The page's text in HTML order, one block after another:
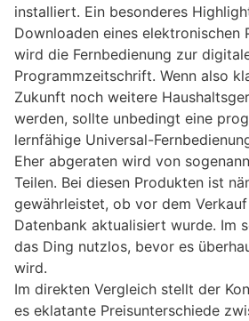
installiert. Ein besonderes
Downloaden eines elektronischen
wird die Fernbedienung zur
Programmzeitschrift. Wenn also
Zukunft noch weitere
werden, sollte unbedingt eine
lernfähige Universal-
Eher abgeraten wird von
Teilen. Bei diesen Produkten ist
gewährleistet, ob vor dem
Datenbank aktualisiert wurde. Im
das Ding nutzlos, bevor es
wird.
Im direkten Vergleich stellt der
es eklatante Preisunterschiede